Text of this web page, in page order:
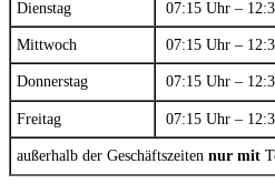
Dienstag 07:15 Uhr –
Mittwoch 07:15 Uhr –
Donnerstag 07:15 Uhr –
Freitag 07:15 Uhr –
außerhalb der Geschäftszeiten nur mit